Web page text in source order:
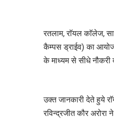
रतलाम, राॅयल काॅलेज,
कैम्पस ड्राईव) का आयोजन
के माध्यम से सीधे नौकरी
उक्त जानकारी देते हुये
रविन्द्रजीत कौर